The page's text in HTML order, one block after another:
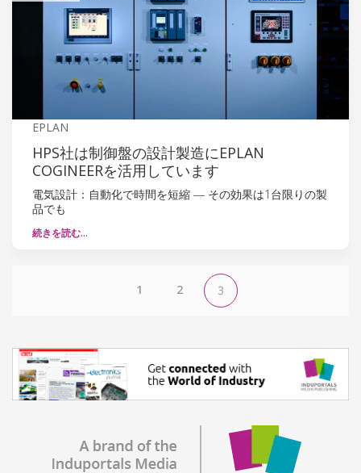
EPLAN
HPS社は制御盤の設計製造にEPLAN
COGINEERを活用しています
電気設計：自動化で時間を短縮 ― その効果は1台限りの製
品でも
続きを読む…
1 2 3